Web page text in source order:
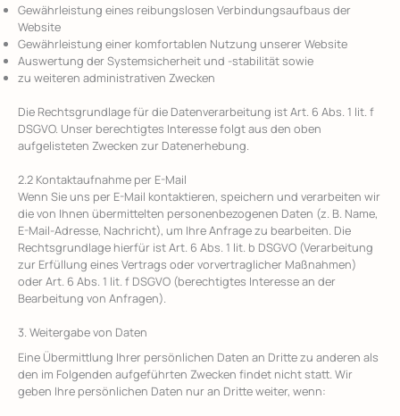
Gewährleistung eines reibungslosen Verbindungsaufbaus der
Website
Gewährleistung einer komfortablen Nutzung unserer Website
Auswertung der Systemsicherheit und -stabilität sowie
zu weiteren administrativen Zwecken
Die Rechtsgrundlage für die Datenverarbeitung ist Art. 6 Abs. 1 lit. f
DSGVO. Unser berechtigtes Interesse folgt aus den oben
aufgelisteten Zwecken zur Datenerhebung.
2.2 Kontaktaufnahme per E-Mail
Wenn Sie uns per E-Mail kontaktieren, speichern und verarbeiten wir
die von Ihnen übermittelten personenbezogenen Daten (z. B. Name,
E-Mail-Adresse, Nachricht), um Ihre Anfrage zu bearbeiten. Die
Rechtsgrundlage hierfür ist Art. 6 Abs. 1 lit. b DSGVO (Verarbeitung
zur Erfüllung eines Vertrags oder vorvertraglicher Maßnahmen)
oder Art. 6 Abs. 1 lit. f DSGVO (berechtigtes Interesse an der
Bearbeitung von Anfragen).
3. Weitergabe von Daten
Eine Übermittlung Ihrer persönlichen Daten an Dritte zu anderen als
den im Folgenden aufgeführten Zwecken findet nicht statt. Wir
geben Ihre persönlichen Daten nur an Dritte weiter, wenn: